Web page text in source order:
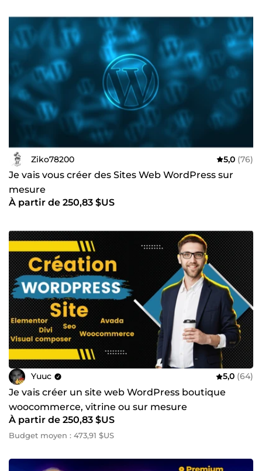
Ziko78200 5,0 (76)
Je vais vous créer des Sites Web WordPress sur
mesure
À partir de 250,83 $US
Yuuc 5,0 (64)
Je vais créer un site web WordPress boutique
woocommerce, vitrine ou sur mesure
À partir de 250,83 $US
Budget moyen : 473,91 $US